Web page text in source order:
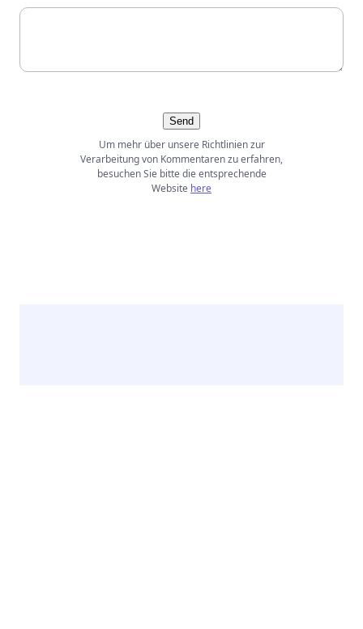
Send
Um mehr über unsere Richtlinien zur
Verarbeitung von Kommentaren zu erfahren,
besuchen Sie bitte die entsprechende
Website here